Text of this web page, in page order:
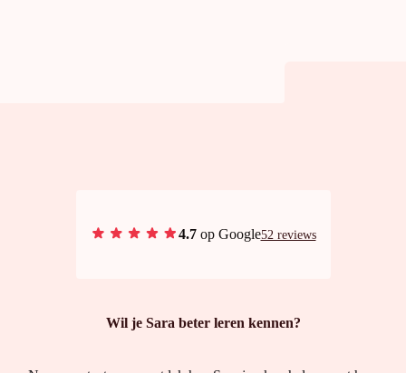
4.7op Google52 reviews
Wil je Sara beter leren kennen?